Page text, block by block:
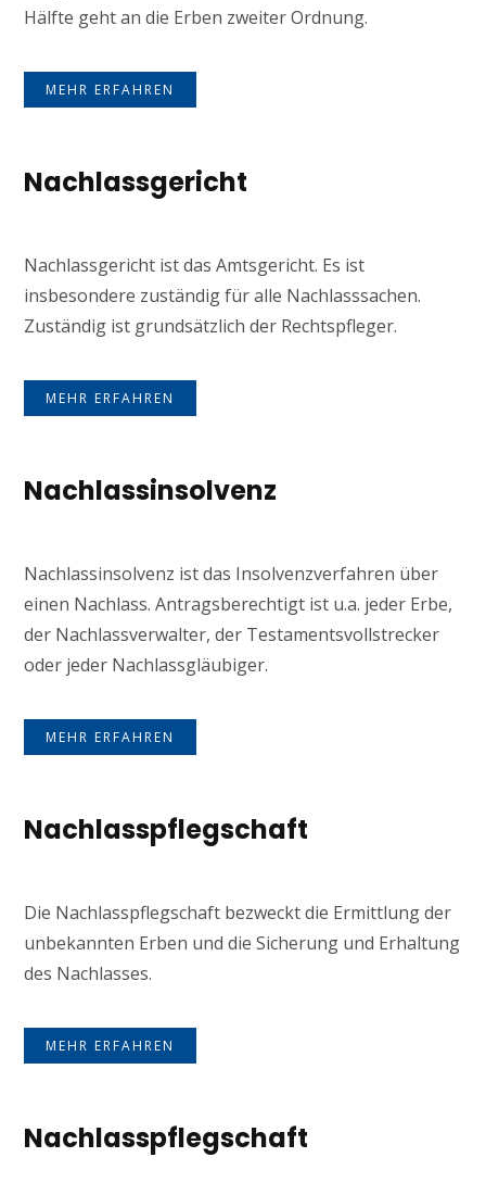
Hälfte geht an die Erben zweiter Ordnung.
MEHR ERFAHREN
Nachlassgericht
Nachlassgericht ist das Amtsgericht. Es ist
insbesondere zuständig für alle Nachlasssachen.
Zuständig ist grundsätzlich der Rechtspfleger.
MEHR ERFAHREN
Nachlassinsolvenz
Nachlassinsolvenz ist das Insolvenzverfahren über
einen Nachlass. Antragsberechtigt ist u.a. jeder Erbe,
der Nachlassverwalter, der Testamentsvollstrecker
oder jeder Nachlassgläubiger.
MEHR ERFAHREN
Nachlasspflegschaft
Die Nachlasspflegschaft bezweckt die Ermittlung der
unbekannten Erben und die Sicherung und Erhaltung
des Nachlasses.
MEHR ERFAHREN
Nachlasspflegschaft